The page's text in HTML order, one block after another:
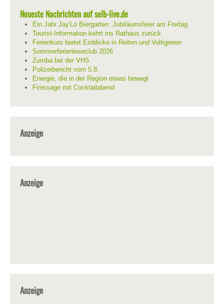
Neueste Nachrichten auf selb-live.de
Ein Jahr Jay'Lo Biergarten: Jubiläumsfeier am Freitag
Tourist-Information kehrt ins Rathaus zurück
Ferienkurs bietet Einblicke in Reiten und Voltigieren
Sommerferienleseclub 2026
Zumba bei der VHS
Polizeibericht vom 5.8.
Energie, die in der Region etwas bewegt
Finissage mit Cocktailabend
Anzeige
Anzeige
Anzeige